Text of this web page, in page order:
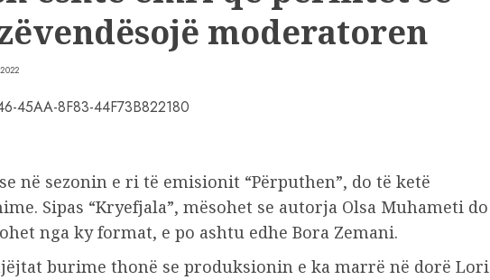
moderatoren
në sezonin e ri të emisionit “Përputhen”, do të ketë
Sipas “Kryefjala”, mësohet se autorja Olsa Muhameti do
nga ky format, e po ashtu edhe Bora Zemani.
burime thonë se produksionin e ka marrë në dorë Lori